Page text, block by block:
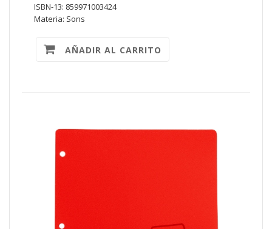
ISBN-13: 859971003424
Materia: Sons
AÑADIR AL CARRITO